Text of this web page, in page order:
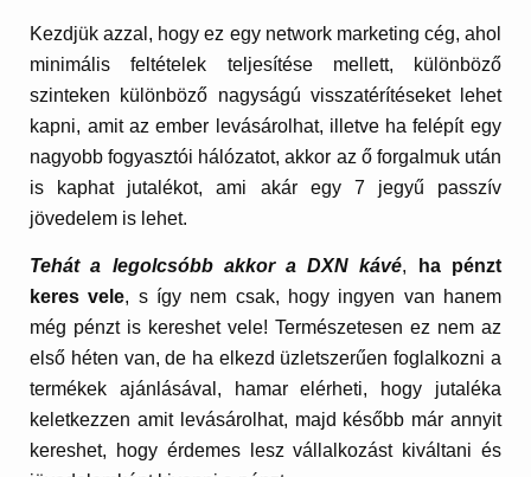
Kezdjük azzal, hogy ez egy network marketing cég, ahol
minimális feltételek teljesítése mellett, különböző
szinteken különböző nagyságú visszatérítéseket lehet
kapni, amit az ember levásárolhat, illetve ha felépít egy
nagyobb fogyasztói hálózatot, akkor az ő forgalmuk után
is kaphat jutalékot, ami akár egy 7 jegyű passzív
jövedelem is lehet.
Tehát a legolcsóbb akkor a DXN kávé,
ha pénzt
keres vele, s így nem csak, hogy ingyen van hanem
még pénzt is kereshet vele! Természetesen ez nem az
első héten van, de ha elkezd üzletszerűen foglalkozni a
termékek ajánlásával, hamar elérheti, hogy jutaléka
keletkezzen amit levásárolhat, majd később már annyit
kereshet, hogy érdemes lesz vállalkozást kiváltani és